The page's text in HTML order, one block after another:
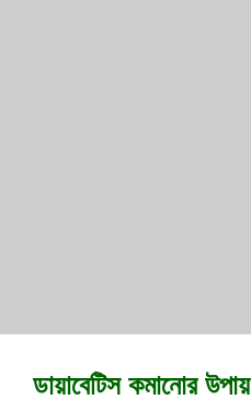
ডায়াবেটিস কমানোর উপায়